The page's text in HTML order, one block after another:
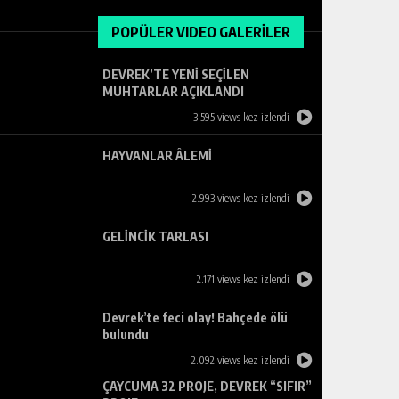
POPÜLER VIDEO GALERİLER
DEVREK’TE YENİ SEÇİLEN
MUHTARLAR AÇIKLANDI
3.595 views kez izlendi
HAYVANLAR ÂLEMİ
2.993 views kez izlendi
GELİNCİK TARLASI
2.171 views kez izlendi
Devrek’te feci olay! Bahçede ölü
bulundu
2.092 views kez izlendi
ÇAYCUMA 32 PROJE, DEVREK “SIFIR”